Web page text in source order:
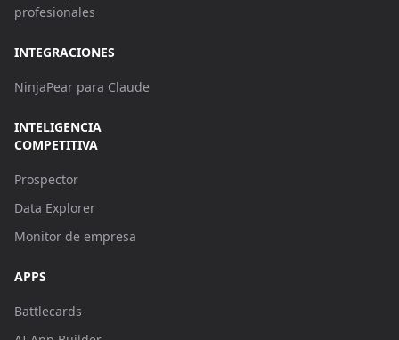
profesionales
INTEGRACIONES
NinjaPear para Claude
INTELIGENCIA
COMPETITIVA
Prospector
Data Explorer
Monitor de empresa
APPS
Battlecards